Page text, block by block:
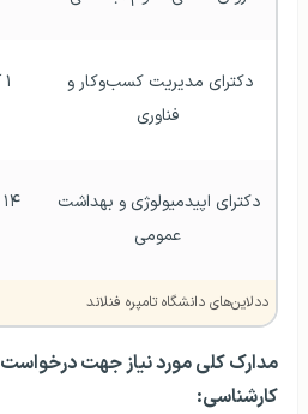
فناوری
عمومی
ددلاین‌های دانشگاه تامپره فنلاند
مدارک کلی مورد نيازجهت درخواست
کارشناسی: